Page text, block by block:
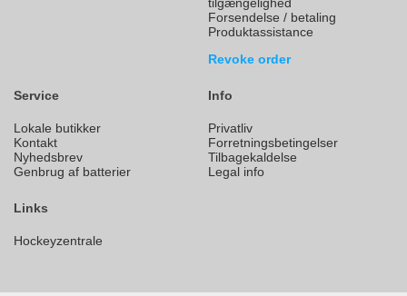
Forsendelse / betaling
Produktassistance
Revoke order
Service
Lokale butikker
Kontakt
Nyhedsbrev
Genbrug af batterier
Info
Privatliv
Forretningsbetingelser
Tilbagekaldelse
Legal info
Links
Hockeyzentrale